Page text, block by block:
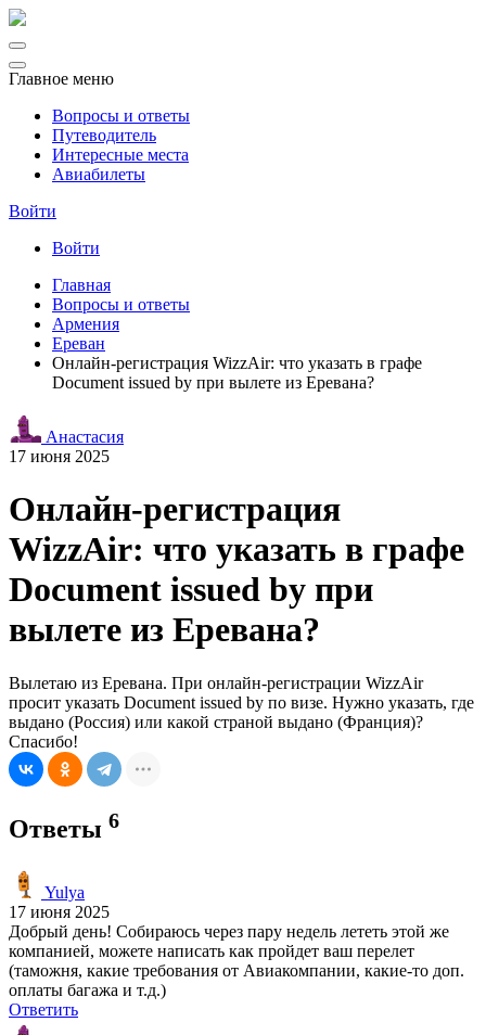
Главное меню
Вопросы и ответы
Путеводитель
Интересные места
Авиабилеты
Войти
Войти
Главная
Вопросы и ответы
Армения
Ереван
Онлайн-регистрация WizzAir: что указать в графе
Document issued by при вылете из Еревана?
Анастасия
17 июня 2025
Онлайн-регистрация
WizzAir: что указать в графе
Document issued by при
вылете из Еревана?
Вылетаю из Еревана. При онлайн-регистрации WizzAir
просит указать Document issued by по визе. Нужно указать, где
выдано (Россия) или какой страной выдано (Франция)?
Спасибо!
Ответы 6
Yulya
17 июня 2025
Добрый день! Собираюсь через пару недель лететь этой же
компанией, можете написать как пройдет ваш перелет
(таможня, какие требования от Авиакомпании, какие-то доп.
оплаты багажа и т.д.)
Ответить